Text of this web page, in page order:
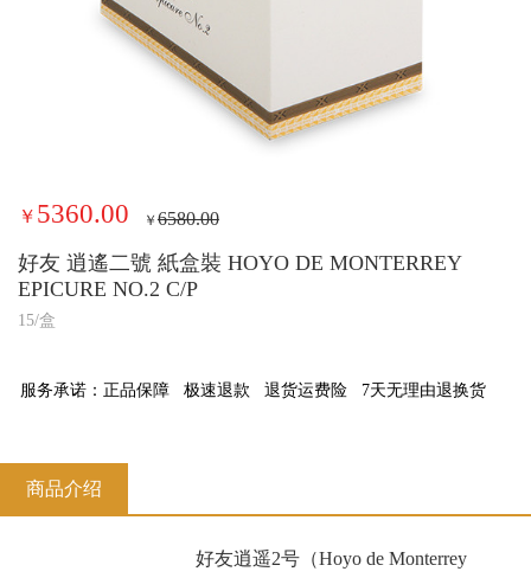
￥ 5360.00 ￥6580.00
好友 逍遙二號 紙盒裝 HOYO DE MONTERREY
EPICURE NO.2 C/P
15/盒
服务承诺： 正品保障 极速退款 退货运费险 7天无理由退换货
商品介绍
‌好友逍遥2号（Hoyo de Monterrey